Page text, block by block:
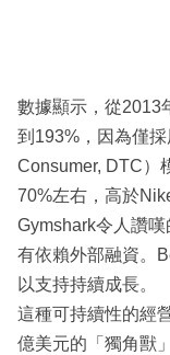
數據顯示，從2013
到193%，因為僅
Consumer, DTC）
70%左右，高於
Gymshark令人讚
有依賴外部融資。
以支持持續成長。
這種可持續性的經
億美元的「獨角獸